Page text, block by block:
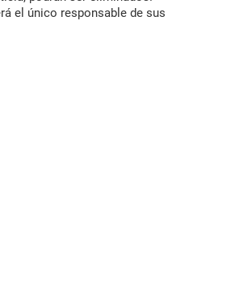
el único responsable de sus